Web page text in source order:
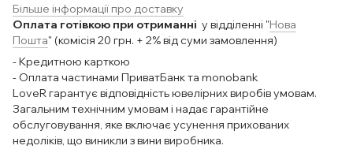
Більше інформації про доставку
Оплата готівкою при отриманні у відділенні "Нова
Пошта" (комісія 20 грн. + 2% від суми замовлення)
- Кредитною карткою
- Оплата частинами ПриватБанк та monobank
LoveR гарантує відповідність ювелірних виробів умовам.
Загальним технічним умовам і надає гарантійне
обслуговування, яке включає усунення прихованих
недоліків, що виникли з вини виробника.